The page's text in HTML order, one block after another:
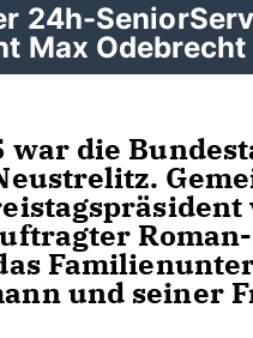
24h-
Max Odebrecht
war die
und seiner